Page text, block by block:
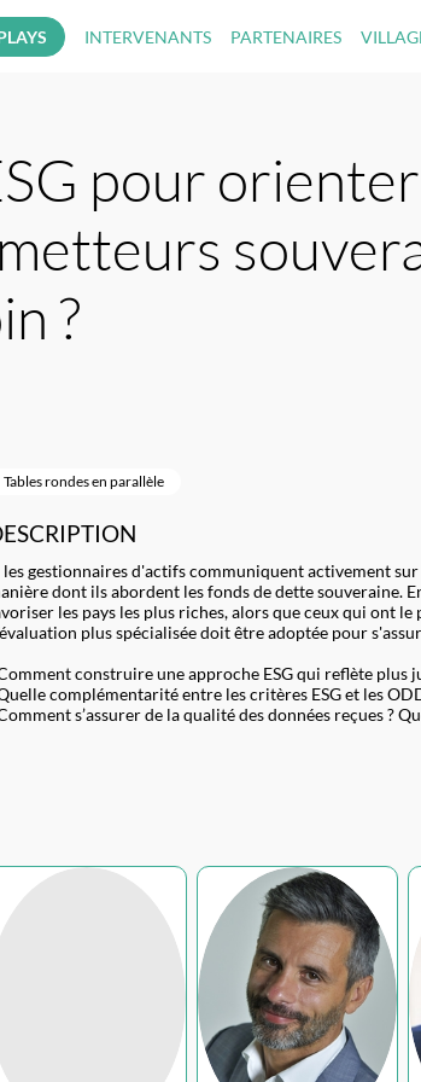
INTERVENANTS PARTENAIRES
pour
?
Tables rondes en parallèle
les gestionnaires d'actifs communiquent activement
dont ils abordent les fonds de dette souveraine.
les pays les plus riches, alors que ceux qui ont
plus spécialisée doit être adoptée pour
construire une approche ESG qui reflète plus
complémentarité entre les critères ESG et les
s’assurer de la qualité des données reçues ?
LD